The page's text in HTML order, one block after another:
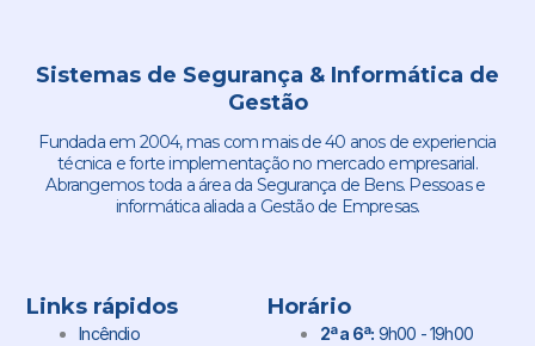
Sistemas de Segurança & Informática de
Gestão
Fundada em 2004, mas com mais de 40 anos de experiencia
técnica e forte implementação no mercado empresarial.
Abrangemos toda a área da Segurança de Bens. Pessoas e
informática aliada a Gestão de Empresas.
Links rápidos
Incêndio
Horário
2ª a 6ª: 9h00 - 19h00